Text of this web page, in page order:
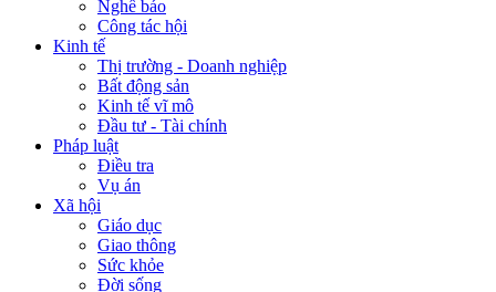
Nghề báo
Công tác hội
Kinh tế
Thị trường - Doanh nghiệp
Bất động sản
Kinh tế vĩ mô
Đầu tư - Tài chính
Pháp luật
Điều tra
Vụ án
Xã hội
Giáo dục
Giao thông
Sức khỏe
Đời sống